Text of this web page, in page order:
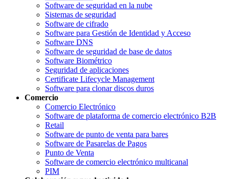
Software de seguridad en la nube
Sistemas de seguridad
Software de cifrado
Software para Gestión de Identidad y Acceso
Software DNS
Software de seguridad de base de datos
Software Biométrico
Seguridad de aplicaciones
Certificate Lifecycle Management
Software para clonar discos duros
Comercio
Comercio Electrónico
Software de plataforma de comercio electrónico B2B
Retail
Software de punto de venta para bares
Software de Pasarelas de Pagos
Punto de Venta
Software de comercio electrónico multicanal
PIM